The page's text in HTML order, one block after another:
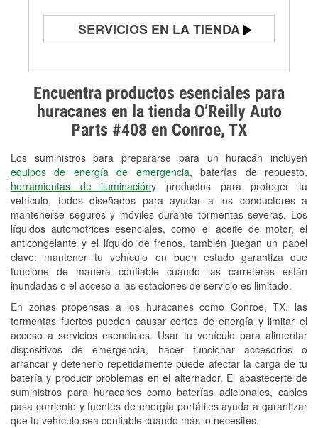
Encuentra productos esenciales para
huracanes en la tienda O’Reilly Auto
Parts #408 en Conroe, TX
Los suministros para prepararse para un huracán incluyen
equipos de energía de emergencia, baterías de repuesto,
herramientas de iluminacióny productos para proteger tu
vehículo, todos diseñados para ayudar a los conductores a
mantenerse seguros y móviles durante tormentas severas. Los
líquidos automotrices esenciales, como el aceite de motor, el
anticongelante y el líquido de frenos, también juegan un papel
clave: mantener tu vehículo en buen estado garantiza que
funcione de manera confiable cuando las carreteras están
inundadas o el acceso a las estaciones de servicio es limitado.
En zonas propensas a los huracanes como Conroe, TX, las
tormentas fuertes pueden causar cortes de energía y limitar el
acceso a servicios esenciales. Usar tu vehículo para alimentar
dispositivos de emergencia, hacer funcionar accesorios o
arrancar y detenerlo repetidamente puede afectar la carga de tu
batería y producir problemas en el alternador. El abastecerte de
suministros para huracanes como baterías adicionales, cables
pasa corriente y fuentes de energía portátiles ayuda a garantizar
que tu vehículo sea confiable cuando más lo necesites.
SERVICIOS EN LA TIENDA
Prueba de alternadores y
arrancadores
Revisión de la luz "Check Engine"
Reciclaje de baterías y aceite
Instalación de bombillas de faros
Instalación de limpiaparabrisas
Programa de Préstamo de
Herramientas
Rectificación de tambores y discos de
freno
Mangueras hidráulicas a la medida
Hurricane Supplies
Tornado Supplies
Conoce más